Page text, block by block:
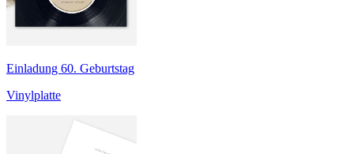
Einladung 60. Geburtstag
Vinylplatte